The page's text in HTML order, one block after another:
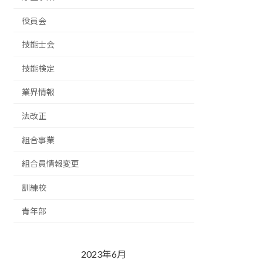
役員会
技能士会
技能検定
業界情報
法改正
組合事業
組合員情報変更
訓練校
青年部
2023年6月